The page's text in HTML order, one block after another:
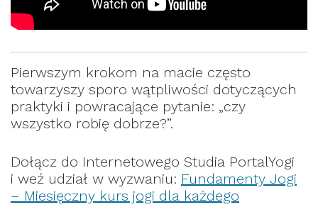
Pierwszym krokom na macie często
towarzyszy sporo wątpliwości dotyczących
praktyki i powracające pytanie: „czy
wszystko robię dobrze?”.
Dołącz do Internetowego Studia PortalYogi
i weź udział w wyzwaniu: Fundamenty Jogi
– Miesięczny kurs jogi dla każdego